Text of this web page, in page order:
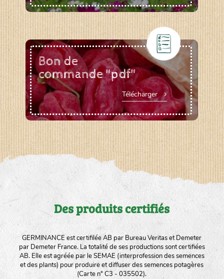
Bon de
commande "pdf"
Télécharger
Des produits certifiés
GERMINANCE est certifilée AB par Bureau Veritas et Demeter
par Demeter France. La totalité de ses productions sont certifiées
AB. Elle est agréée par le SEMAE (interprofession des semences
et des plants) pour produire et diffuser des semences potagères
(Carte n° C3 - 035502).